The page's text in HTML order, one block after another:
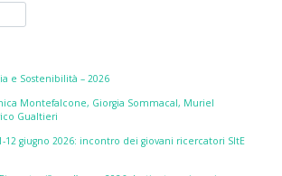
e Sostenibilità – 2026
Montefalcone, Giorgia Sommacal, Muriel
Gualtieri
12 giugno 2026: incontro dei giovani ricercatori SItE